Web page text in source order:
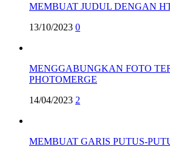
MEMBUAT JUDUL DENGAN
13/10/2023 0
MENGGABUNGKAN FOTO
PHOTOMERGE
14/04/2023 2
MEMBUAT GARIS PUTUS-